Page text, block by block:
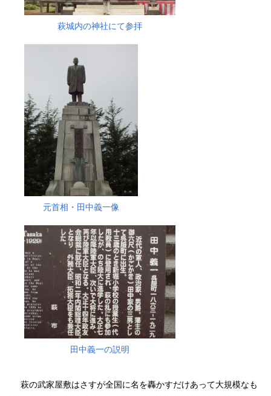
萩城内の神社にて参拝
元首相・田中義一像
田中義一の説明
萩の武家屋敷はさすが全国に名を轟かすだけあって大規模なも